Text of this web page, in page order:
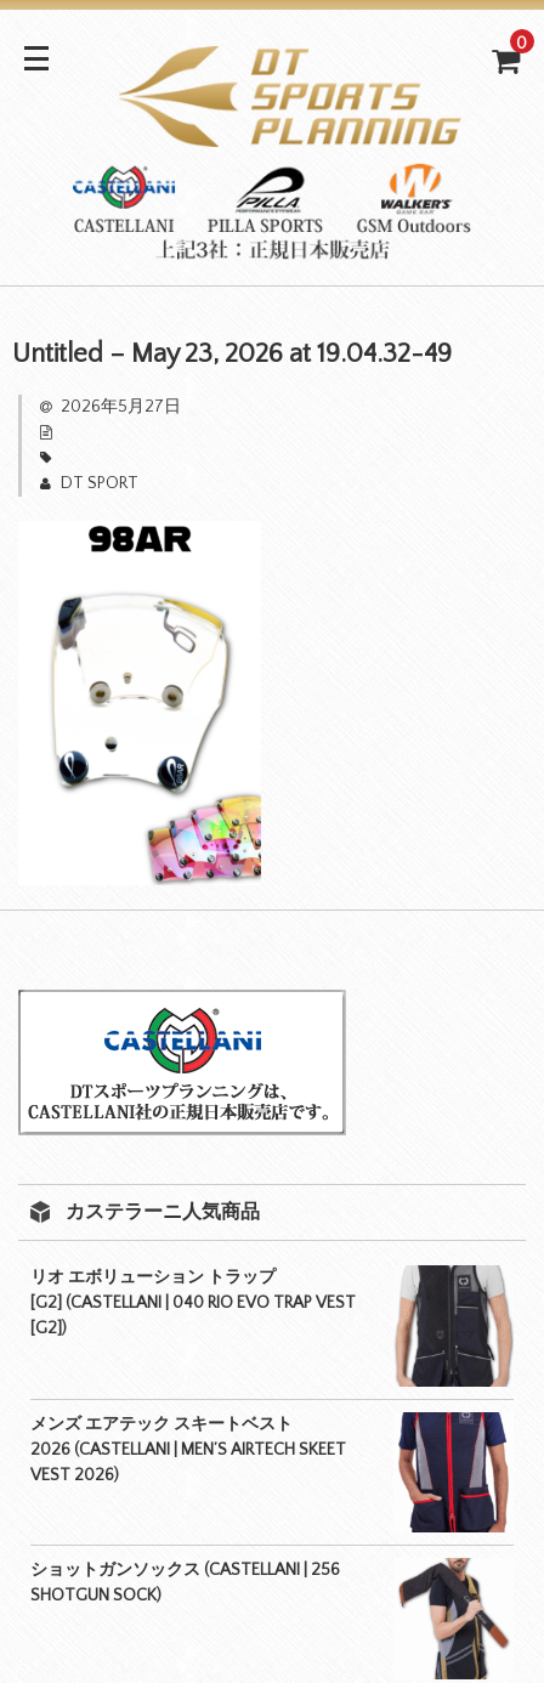
0
Untitled – May 23, 2026 at 19.04.32-49
2026年5月27日
DT SPORT
カステラーニ人気商品
リオ エボリューション トラップ
[G2] (CASTELLANI | 040 RIO EVO TRAP VEST
[G2])
メンズ エアテック スキートベスト
2026 (CASTELLANI | MEN’S AIRTECH SKEET
VEST 2026)
ショットガンソックス (CASTELLANI | 256
SHOTGUN SOCK)